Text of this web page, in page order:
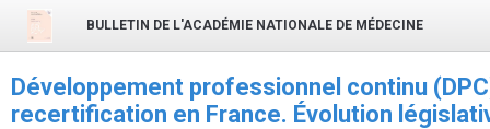
BULLETIN DE L'ACADÉMIE NATIONALE DE MÉDECINE
Développement professionnel continu
recertification en France. Évolution